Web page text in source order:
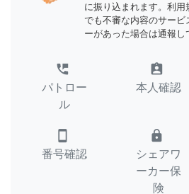
に振り込まれます。利
でも不審な内容のサー
ーがあった場合は通報し
perm_phone_msg
パトロー
ル
assignment_ind
本人確認
smartphone
番号確認
lock
シェアワ
ーカー保
険